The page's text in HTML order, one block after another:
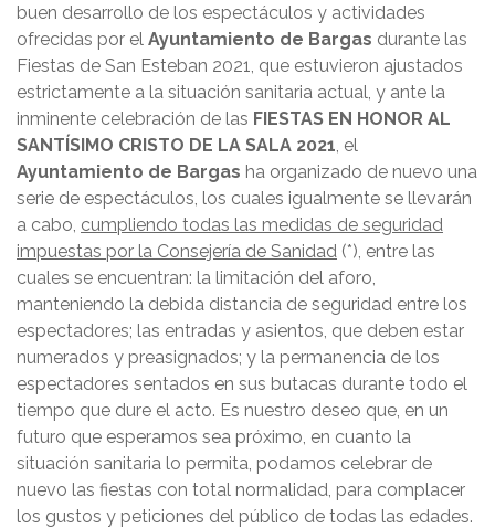
buen desarrollo de los espectáculos y actividades
ofrecidas por el Ayuntamiento de Bargas durante las
Fiestas de San Esteban 2021, que estuvieron ajustados
estrictamente a la situación sanitaria actual, y ante la
inminente celebración de las FIESTAS EN HONOR AL
SANTÍSIMO CRISTO DE LA SALA 2021, el
Ayuntamiento de Bargas ha organizado de nuevo una
serie de espectáculos, los cuales igualmente se llevarán
a cabo, cumpliendo todas las medidas de seguridad
impuestas por la Consejería de Sanidad (*), entre las
cuales se encuentran: la limitación del aforo,
manteniendo la debida distancia de seguridad entre los
espectadores; las entradas y asientos, que deben estar
numerados y preasignados; y la permanencia de los
espectadores sentados en sus butacas durante todo el
tiempo que dure el acto. Es nuestro deseo que, en un
futuro que esperamos sea próximo, en cuanto la
situación sanitaria lo permita, podamos celebrar de
nuevo las fiestas con total normalidad, para complacer
los gustos y peticiones del público de todas las edades.